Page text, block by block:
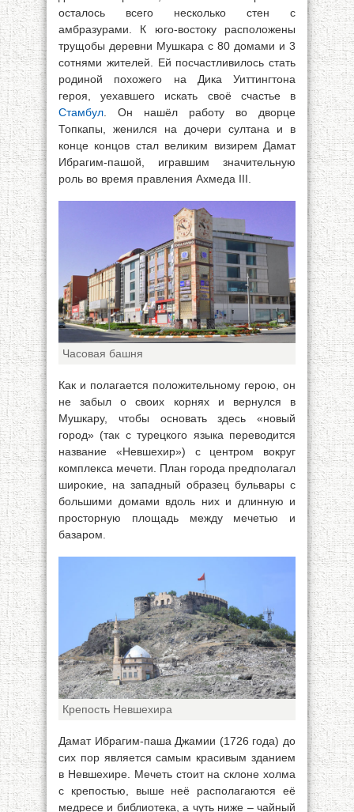
осталось всего несколько стен с
амбразурами. К юго-востоку расположены
трущобы деревни Мушкара с 80 домами и 3
сотнями жителей. Ей посчастливилось стать
родиной похожего на Дика Уиттингтона
героя, уехавшего искать своё счастье в
Стамбул . Он нашёл работу во дворце
Топкапы, женился на дочери султана и в
конце концов стал великим визирем Дамат
Ибрагим-пашой, игравшим значительную
роль во время правления Ахмеда III.
Часовая башня
Как и полагается положительному герою, он
не забыл о своих корнях и вернулся в
Мушкару, чтобы основать здесь «новый
город» (так с турецкого языка переводится
название «Невшехир») с центром вокруг
комплекса мечети. План города предполагал
широкие, на западный образец бульвары с
большими домами вдоль них и длинную и
просторную площадь между мечетью и
базаром.
Крепость Невшехира
Дамат Ибрагим-паша Джамии (1726 года) до
сих пор является самым красивым зданием
в Невшехире. Мечеть стоит на склоне холма
с крепостью, выше неё располагаются её
медресе и библиотека, а чуть ниже – чайный